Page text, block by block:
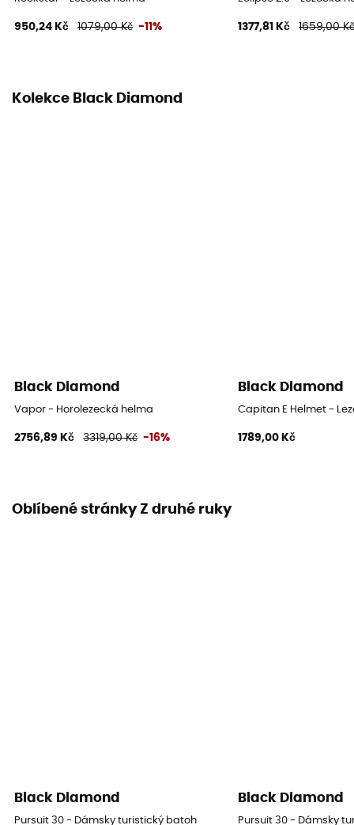
950,24 Kč 1079,00 Kč -11% 1377,81 Kč 1659,00
Kolekce Black Diamond
Black Diamond
Vapor - Horolezecká helma
2756,89 Kč 3319,00 Kč -16%
Black Diamond
Capitan E Helmet -
1789,00 Kč
Oblíbené stránky Z druhé ruky
Black Diamond
Pursuit 30 - Dámsky turistický batoh
Black Diamond
Pursuit 30 - Dámsky